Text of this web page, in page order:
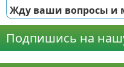
Жду ваши вопросы и
Подпишись на